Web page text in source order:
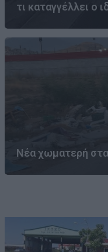
τι καταγγέλλει ο
Νέα χωματερή